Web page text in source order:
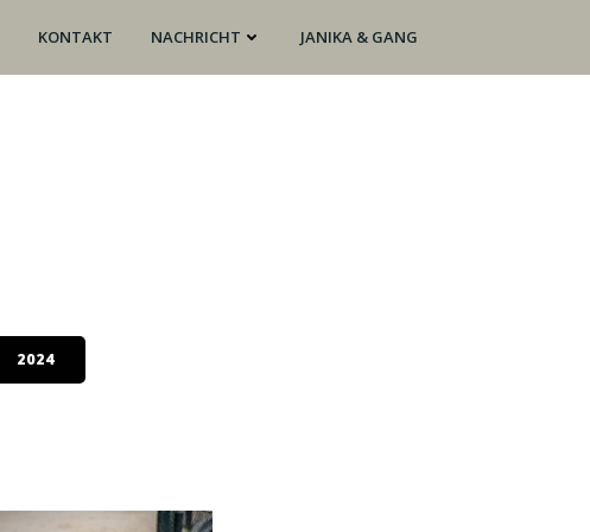
KONTAKT NACHRICHT JANIKA & GANG
2024